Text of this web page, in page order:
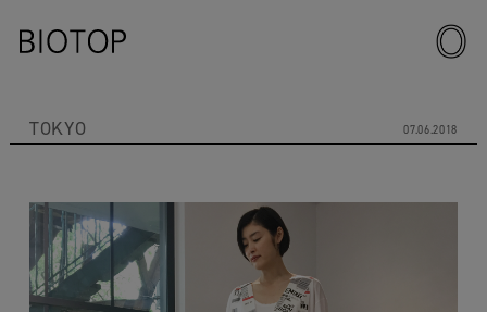
TOKYO 07.06.2018